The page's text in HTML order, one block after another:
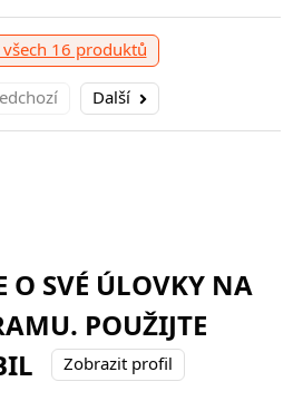
všech 16 produktů
Další
O SVÉ ÚLOVKY NA
POUŽIJTE
Zobrazit profil